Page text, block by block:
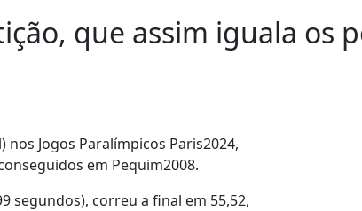
que assim iguala os
Jogos Paralímpicos Paris2024,
em Pequim2008.
segundos), correu a final em 55,52,